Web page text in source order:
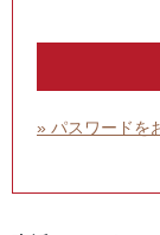
» パスワードを